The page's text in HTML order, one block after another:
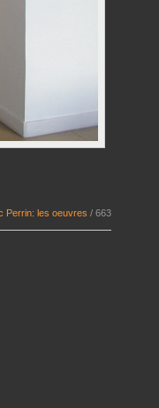
Perrin: les oeuvres / 663